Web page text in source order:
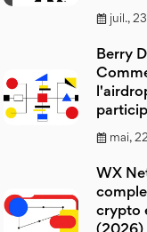
juil.,
Berry
mai,
WX
crypto